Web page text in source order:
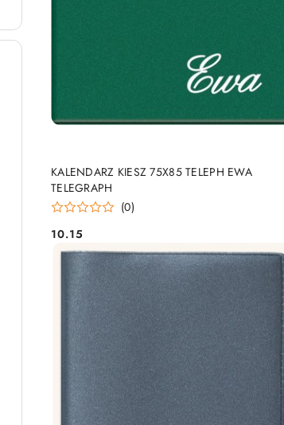
KALENDARZ KIESZ 75X85 TELEPH EWA
TELEGRAPH
(0)
Cena:
10.15
PRODUKT NIEDOSTĘPNY